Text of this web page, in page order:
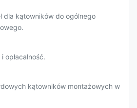
dla kątowników do ogólnego
opłacalność.
kątowników montażowych w